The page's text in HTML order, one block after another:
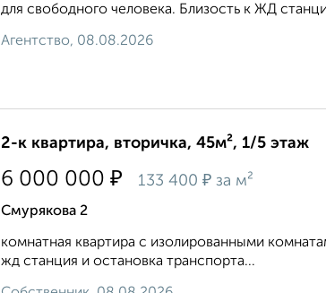
для свободного человека. Близость к ЖД
Агентство, 08.08.2026
2-к квартира, вторичка, 45м², 1/5 этаж
6 000 000 ₽ 133 400 ₽ за м²
Смурякова 2
комнатная квартира с изолированными
жд станция и остановка транспорта...